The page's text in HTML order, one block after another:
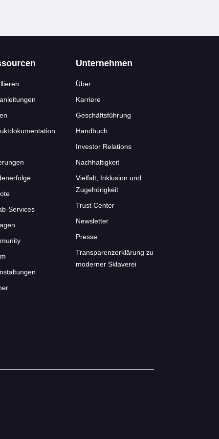
Services
Unternehmen
Über
Karriere
Geschäftsführung
Handbuch
Investor Relations
Nachhaltigkeit
Vielfalt, Inklusion und
Zugehörigkeit
Trust Center
Newsletter
Presse
Transparenzerklärung zu
moderner Sklaverei